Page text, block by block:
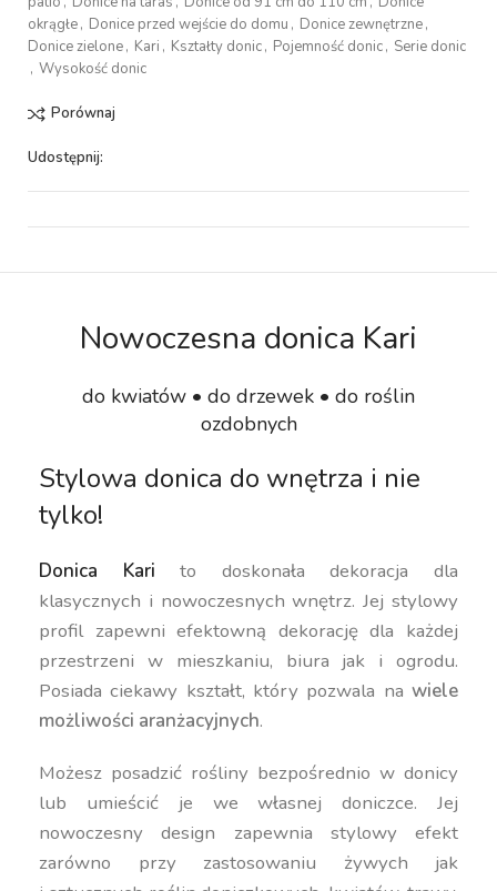
okrągłe, Donice przed wejście do domu , Donice zewnętrzne,
Donice zielone, Kari , Kształty donic, Pojemność donic, Serie donic
, Wysokość donic
Porównaj
Udostępnij:
Nowoczesna donica Kari
do kwiatów • do drzewek • do roślin
ozdobnych
Stylowa donica do wnętrza i nie
tylko!
Donica Karito doskonała dekoracja dla
klasycznych i nowoczesnych wnętrz. Jej stylowy
profil zapewni efektowną dekorację dla każdej
przestrzeni w mieszkaniu, biura jak i ogrodu.
Posiada ciekawy kształt, który pozwala na wiele
możliwości aranżacyjnych.
Możesz posadzić rośliny bezpośrednio w donicy
lub umieścić je we własnej doniczce. Jej
nowoczesny design zapewnia stylowy efekt
zarówno przy zastosowaniu żywych jak